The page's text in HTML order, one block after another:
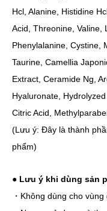
Hcl, Alanine, Histidine
Acid, Threonine, Valine,
Phenylalanine, Cystine,
Taurine, Camellia
Extract, Ceramide Ng,
Hyaluronate,
Citric Acid,
(Lưu ý: Đây là thành
phẩm)
● Lưu ý khi dùng sản
・Không dùng cho